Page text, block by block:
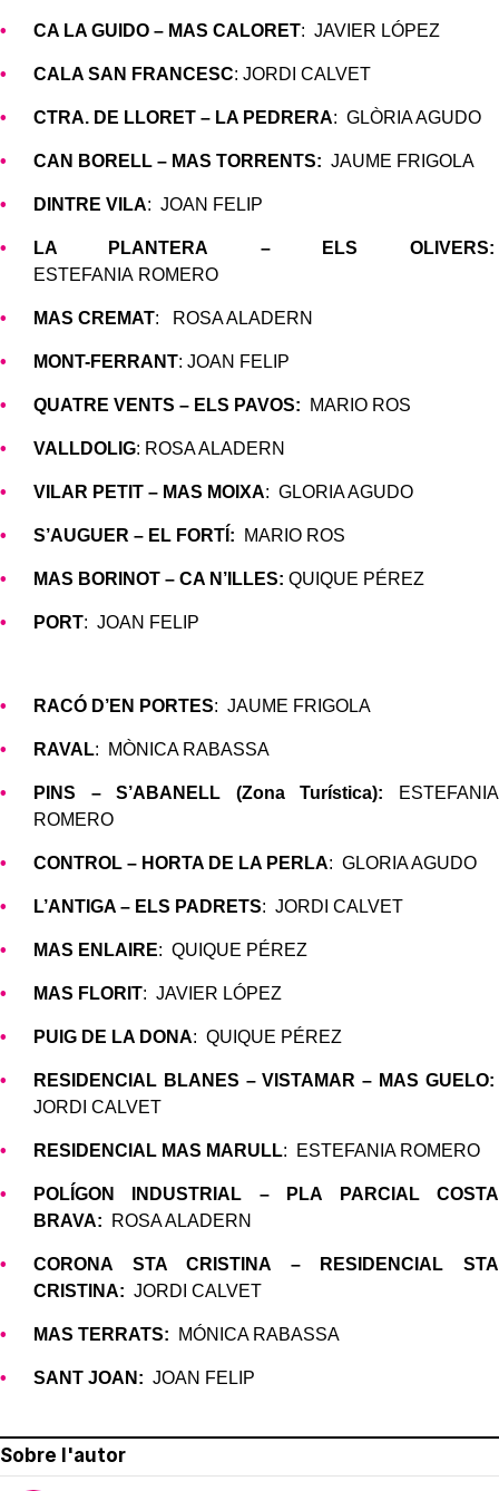
CA LA GUIDO – MAS CALORET: JAVIER LÓPEZ
CALA SAN FRANCESC: JORDI CALVET
CTRA. DE LLORET – LA PEDRERA: GLÒRIA AGUDO
CAN BORELL – MAS TORRENTS: JAUME FRIGOLA
DINTRE VILA: JOAN FELIP
LA PLANTERA
– ELS OLIVERS:
ESTEFANIA ROMERO
MAS CREMAT: ROSA ALADERN
MONT-FERRANT: JOAN FELIP
QUATRE VENTS – ELS PAVOS: MARIO ROS
VALLDOLIG: ROSA ALADERN
VILAR PETIT – MAS MOIXA: GLORIA AGUDO
S’AUGUER – EL FORTÍ: MARIO ROS
MAS BORINOT – CA N’ILLES: QUIQUE PÉREZ
PORT: JOAN FELIP
RACÓ D’EN PORTES: JAUME FRIGOLA
RAVAL: MÒNICA RABASSA
PINS – S’ABANELL (Zona Turística): ESTEFANIA
ROMERO
CONTROL – HORTA DE LA PERLA: GLORIA AGUDO
L’ANTIGA – ELS PADRETS: JORDI CALVET
MAS ENLAIRE: QUIQUE PÉREZ
MAS FLORIT: JAVIER LÓPEZ
PUIG DE LA DONA: QUIQUE PÉREZ
RESIDENCIAL BLANES – VISTAMAR – MAS GUELO:
JORDI CALVET
RESIDENCIAL MAS MARULL: ESTEFANIA ROMERO
POLÍGON INDUSTRIAL – PLA PARCIAL COSTA
BRAVA:
ROSA ALADERN
CORONA STA CRISTINA – RESIDENCIAL STA
CRISTINA: JORDI CALVET
MAS TERRATS: MÓNICA RABASSA
SANT JOAN: JOAN FELIP
Sobre l'autor